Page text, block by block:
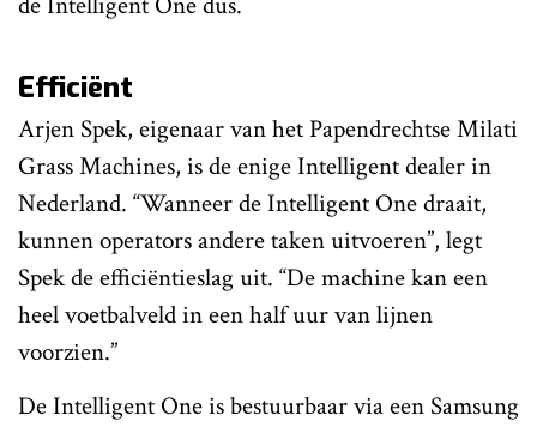
Efficiënt
Arjen Spek, eigenaar van het Papendrechtse Milati
Grass Machines, is de enige Intelligent dealer in
Nederland. “Wanneer de Intelligent One draait,
kunnen operators andere taken uitvoeren”, legt
Spek de efficiëntieslag uit. “De machine kan een
heel voetbalveld in een half uur van lijnen
voorzien.”
De Intelligent One is bestuurbaar via een Samsung